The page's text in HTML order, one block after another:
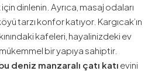
dinlenin. Ayrıca, masaj odaları
tarzı konfor katıyor. Kargıcak’ın
kafeleri, hayalinizdeki ev
bir yapıya sahiptir.
deniz manzaralı çatı katı evini